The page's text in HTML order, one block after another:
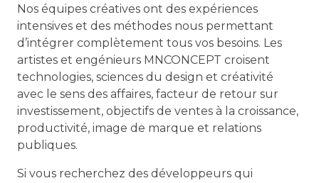
Nos équipes créatives ont des expériences
intensives et des méthodes nous permettant
d’intégrer complètement tous vos besoins. Les
artistes et engénieurs MNCONCEPT croisent
technologies, sciences du design et créativité
avec le sens des affaires, facteur de retour sur
investissement, objectifs de ventes à la croissance,
productivité, image de marque et relations
publiques.
Si vous recherchez des développeurs qui